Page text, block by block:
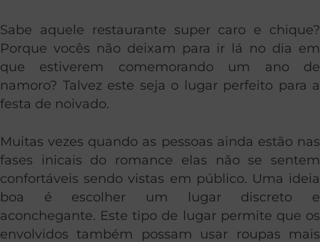
Sabe aquele restaurante super caro e chique?
Porque vocês não deixam para ir lá no dia em
que estiverem comemorando um ano de
namoro? Talvez este seja o lugar perfeito para a
festa de noivado.
Muitas vezes quando as pessoas ainda estão nas
fases inicais do romance elas não se sentem
confortáveis sendo vistas em público. Uma ideia
boa é escolher um lugar discreto e
aconchegante. Este tipo de lugar permite que os
envolvidos também possam usar roupas mais